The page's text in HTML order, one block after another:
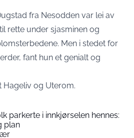
fra Nesodden var lei av
rette under sjasminen og
Men i stedet for
fant hun et genialt og
Hageliv og Uterom.
parkerte i innkjørselen hennes:
plan